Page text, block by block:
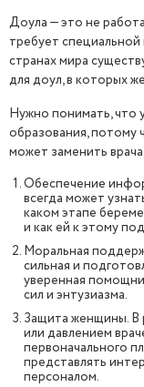
Доула — это не
требует
странах мира
для доул, в которых
Нужно понимать, что
образования, потому
может заменить
Обеспечение
всегда может
каком этапе
и как ей к этому
Моральная
сильная и
уверенная
сил и энтузиазма.
Защита женщины. В
или давлением
первоначального
представлять
персоналом.